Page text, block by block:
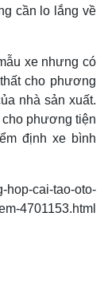
cần lo lắng về
xe nhưng có
cho phương
nhà sản xuất.
phương tiện
định xe bình
hop-cai-tao-oto-
4701153.html